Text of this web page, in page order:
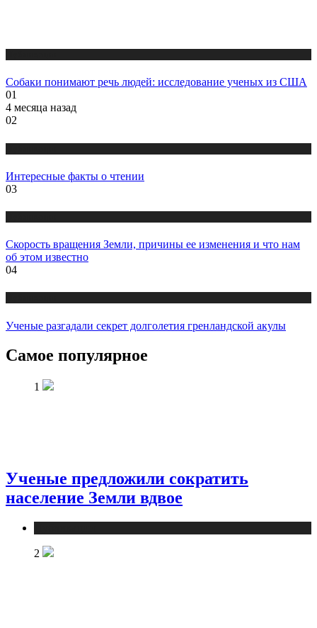
Собаки понимают речь людей: исследование ученых из США
01
4 месяца назад
02
Интересные факты о чтении
03
Скорость вращения Земли, причины ее изменения и что нам
об этом известно
04
Ученые разгадали секрет долголетия гренландской акулы
Самое популярное
1
Ученые предложили сократить
население Земли вдвое
2